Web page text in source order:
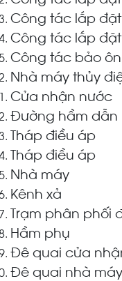
Công tác lắp
Công tác lắp
Công tác bảo ôn
Nhà máy thủy
Cửa nhận nước
Đường hầm dẫn
Tháp điều áp
Tháp điều áp
Nhà máy
Kênh xả
Trạm phân phối
Hầm phụ
Đê quai cửa
Đê quai nhà máy